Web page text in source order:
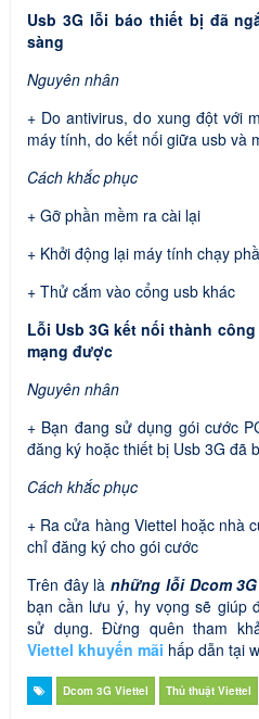
Usb 3G lỗi báo thiết bị đã
sàng
Nguyên nhân
+ Do antivirus, do xung đột với
máy tính, do kết nối giữa usb và
Cách khắc phục
+ Gỡ phần mềm ra cài lại
+ Khởi động lại máy tính chạy
+ Thử cắm vào cổng usb khác
Lỗi Usb 3G kết nối thành
mạng được
Nguyên nhân
+ Bạn đang sử dụng gói cước
đăng ký hoặc thiết bị Usb 3G đã
Cách khắc phục
+ Ra cửa hàng Viettel hoặc nhà
chỉ đăng ký cho gói cước
Trên đây lànhững lỗi Dcom
bạn cần lưu ý, hy vọng sẽ giúp
sử dụng. Đừng quên tham
Viettel khuyến mãi hấp dẫn tại
Dcom 3G Viettel Thủ thuật Viettel